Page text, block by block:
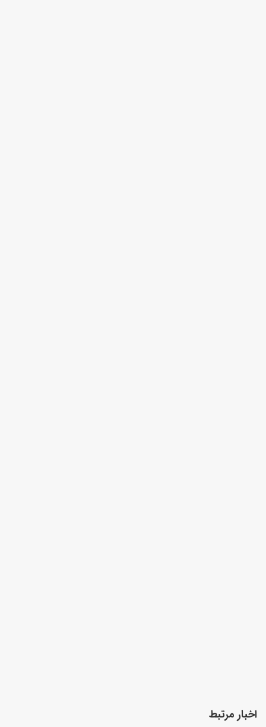
اخبار مرتبط